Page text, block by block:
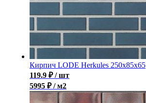
Кирпич LODE Herkules 250x85x65
119.9 ₽ / шт
5995 ₽ / м2